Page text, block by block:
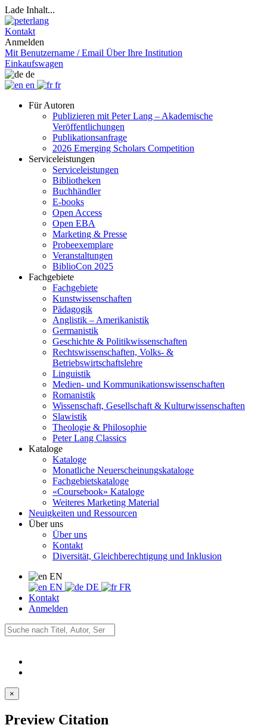
Lade Inhalt...
Kontakt
Anmelden
Mit Benutzername / Email Über Ihre Institution
Einkaufswagen
de
en
fr
Für Autoren
Publizieren mit Peter Lang – Akademische
Veröffentlichungen
Publikationsanfrage
2026 Emerging Scholars Competition
Serviceleistungen
Serviceleistungen
Bibliotheken
Buchhändler
E-books
Open Access
Open EBA
Marketing & Presse
Probeexemplare
Veranstaltungen
BiblioCon 2025
Fachgebiete
Fachgebiete
Kunstwissenschaften
Pädagogik
Anglistik – Amerikanistik
Germanistik
Geschichte & Politikwissenschaften
Rechtswissenschaften, Volks- &
Betriebswirtschaftslehre
Linguistik
Medien- und Kommunikationswissenschaften
Romanistik
Wissenschaft, Gesellschaft & Kulturwissenschaften
Slawistik
Theologie & Philosophie
Peter Lang Classics
Kataloge
Kataloge
Monatliche Neuerscheinungskataloge
Fachgebietskataloge
«Coursebook» Kataloge
Weiteres Marketing Material
Neuigkeiten und Ressourcen
Über uns
Über uns
Kontakt
Diversität, Gleichberechtigung und Inklusion
EN
EN
DE
FR
Kontakt
Anmelden
×
Preview Citation